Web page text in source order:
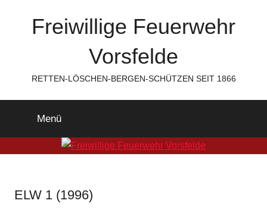
Freiwillige Feuerwehr
Vorsfelde
RETTEN-LÖSCHEN-BERGEN-SCHÜTZEN SEIT 1866
Menü
ELW 1 (1996)